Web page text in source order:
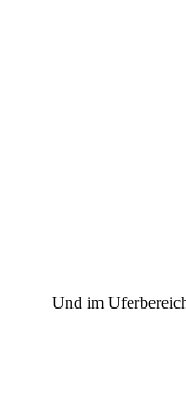
Und im